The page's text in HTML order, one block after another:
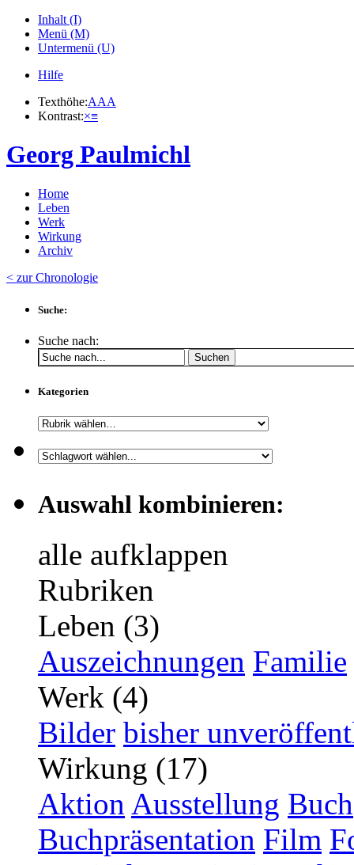
Inhalt (I)
Menü (M)
Untermenü (U)
Hilfe
Texthöhe:AAA
Kontrast:×≡
Georg Paulmichl
Home
Leben
Werk
Wirkung
Archiv
< zur Chronologie
Suche:
Suche nach:
Suchen
Kategorien
Auswahl kombinieren:
alle aufklappen
Rubriken
Leben (3)
Auszeichnungen Familie
Werk (4)
Bilder bisher
Wirkung (17)
Aktion Ausstellung Buch
Buchpräsentation Film